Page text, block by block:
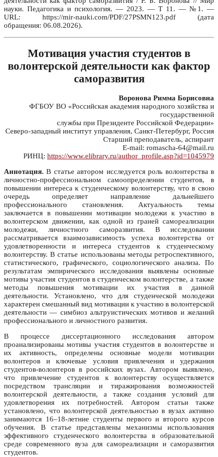
науки. Педагогика и психология. — 2023. — Т 11. — №1. —
URL: https://mir-nauki.com/PDF/27PSMN123.pdf (дата
обращения: 06.08.2026).
Мотивация участия студентов в
волонтерской деятельности как фактор
саморазвития
Воронова Римма Борисовна
ФГБОУ ВО «Российская академия народного хозяйства и
государственной
службы при Президенте Российской Федерации»
Северо-западный институт управления, Санкт-Петербург, Россия
Старший преподаватель, аспирант
E-mail: romascha-64@mail.ru
РИНЦ: https://www.elibrary.ru/author_profile.asp?id=1045979
Аннотация. В статье автором исследуется роль волонтерства в
личностно-профессиональном самоопределении студентов, в
повышении интереса к студенческому волонтерству, что в свою
очередь определяет направление дальнейшего
профессионального становления. Актуальность темы
заключается в повышении мотивации молодежи к участию в
волонтерском движении, как одной из граней самореализации
молодежи, личностного саморазвития. В исследовании
рассматривается взаимозависимость успеха волонтерства от
удовлетворенности и интереса студентов к студенческому
волонтерству. В статье использованы методы ретроспективного,
статистического, графического, социологического анализа. По
результатам эмпирического исследования выявлены основные
мотивы участия студентов в студенческом волонтерстве, а также
методы повышения мотивации их участия в данной
деятельности. Установлено, что для студенческой молодежи
характерен смешанный вид мотивации к участию в волонтерской
деятельности — симбиоз альтруистических мотивов и желаний
профессионального и личностного развития.
В процессе диссертационного исследования автором
проанализированы мотивы участия студентов в волонтерстве и
их активность, определены основные модели мотивации
волонтеров и ключевые условия привлечения и удержания
студентов-волонтеров в российских вузах. Автором выявлено,
что привлечение студентов к волонтерству осуществляется
посредством трансляции и тиражирования возможностей
волонтерской деятельности, а также создания условий для
удовлетворения их потребностей. Автором статьи также
установлено, что волонтерской деятельностью в вузах активно
занимаются 16–18-летние студенты первого и второго курсов
обучения. В статье представлены механизмы использования
эффективного студенческого волонтерства в образовательной
среде современного вуза для самореализации и саморазвития
студентов.